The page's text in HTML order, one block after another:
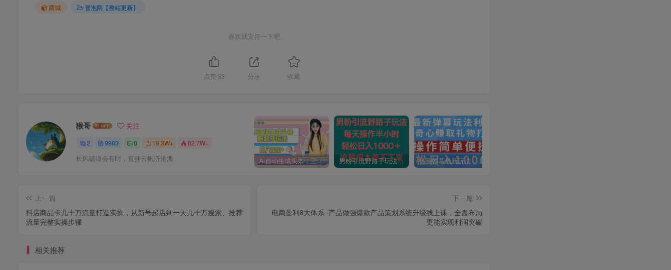
商城 冒泡网【整站更新】
喜欢就支持一下吧
点赞 33 分享 收藏
猴哥 关注
2 9903 0 19.3W+ 82.7W+
长风破浪会有时，直挂云帆济沧海 AI自动生成头条，三天必起号，三分钟轻松发布内容，复制粘贴，保姆级教… 男粉引流野路子玩法，每天操作半小时轻松日入1000＋，流量根本停不下来 抖音弹幕最新玩法，利用粉丝好奇心赚取礼物打赏，轻松日入1000+
上一篇
抖店商品卡几十万流量打造实操，从新号起店到一天几十万搜索、推荐
流量完整实操步骤
下一篇
电商盈利8大体系 ·产品做强​爆款产品策划系统升级线上课，全盘布局
更能实现利润突破
相关推荐